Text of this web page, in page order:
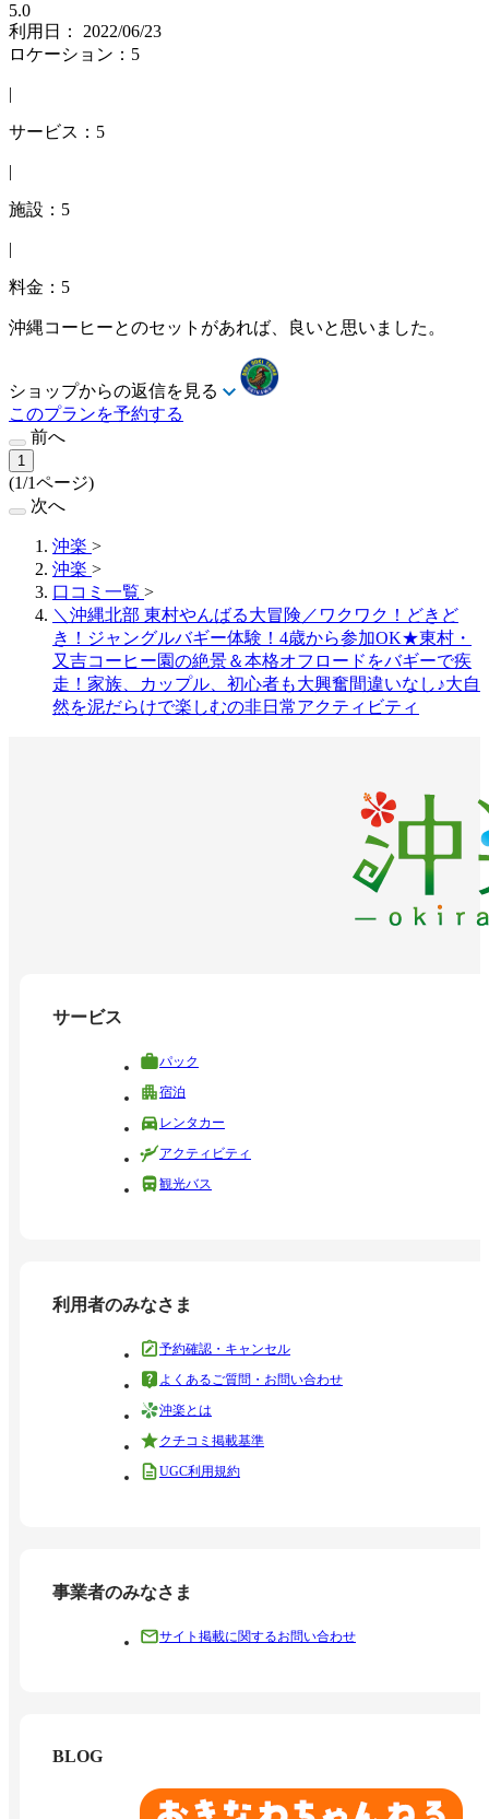
5.0
利用日： 2022/06/23
ロケーション：5
|
サービス：5
|
施設：5
|
料金：5
沖縄コーヒーとのセットがあれば、良いと思いました。
ショップからの返信を見る
このプランを予約する
前へ
1
(1/1ページ)
次へ
沖楽 >
沖楽 >
口コミ一覧 >
＼沖縄北部 東村やんばる大冒険／ワクワク！どきど
き！ジャングルバギー体験！4歳から参加OK★東村・
又吉コーヒー園の絶景＆本格オフロードをバギーで疾
走！家族、カップル、初心者も大興奮間違いなし♪大自
然を泥だらけで楽しむの非日常アクティビティ
サービス
パック
宿泊
レンタカー
アクティビティ
観光バス
利用者のみなさま
予約確認・キャンセル
よくあるご質問・お問い合わせ
沖楽とは
クチコミ掲載基準
UGC利用規約
事業者のみなさま
サイト掲載に関するお問い合わせ
BLOG